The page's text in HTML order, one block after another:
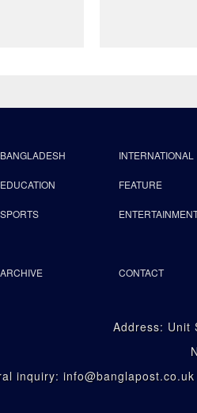
BANGLADESH INTERNATIONAL
EDUCATION FEATURE
SPORTS
ARCHIVE CONTACT
Address: Unit
inquiry: